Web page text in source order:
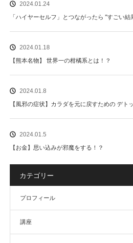
2024.01.24
「ハイヤーセルフ」とつながったら ”すごい結
2024.01.18
【熊本名物】 世界一の柑橘系とは！？
2024.01.8
【風邪の症状】カラダを元に戻すための デト
2024.01.5
【お金】思い込みが邪魔をする！？
カテゴリー
プロフィール
講座